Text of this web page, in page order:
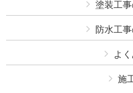
塗装工
防水工
よ
施